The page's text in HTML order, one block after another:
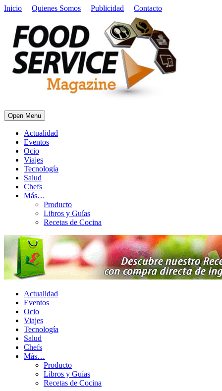
Inicio Quienes Somos Publicidad Contacto
Open Menu
Actualidad
Eventos
Ocio
Viajes
Tecnología
Salud
Chefs
Más…
Producto
Libros y Guías
Recetas de Cocina
Actualidad
Eventos
Ocio
Viajes
Tecnología
Salud
Chefs
Más…
Producto
Libros y Guías
Recetas de Cocina